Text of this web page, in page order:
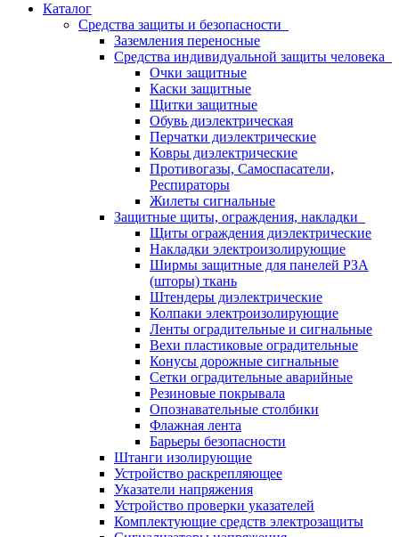
Каталог
Средства защиты и безопасности
Заземления переносные
Средства индивидуальной защиты человека
Очки защитные
Каски защитные
Щитки защитные
Обувь диэлектрическая
Перчатки диэлектрические
Ковры диэлектрические
Противогазы, Самоспасатели,
Респираторы
Жилеты сигнальные
Защитные щиты, ограждения, накладки
Щиты ограждения диэлектрические
Накладки электроизолирующие
Ширмы защитные для панелей РЗА
(шторы) ткань
Штендеры диэлектрические
Колпаки электроизолирующие
Ленты оградительные и сигнальные
Вехи пластиковые оградительные
Конусы дорожные сигнальные
Сетки оградительные аварийные
Резиновые покрывала
Опознавательные столбики
Флажная лента
Барьеры безопасности
Штанги изолирующие
Устройство раскрепляющее
Указатели напряжения
Устройство проверки указателей
Комплектующие средств электрозащиты